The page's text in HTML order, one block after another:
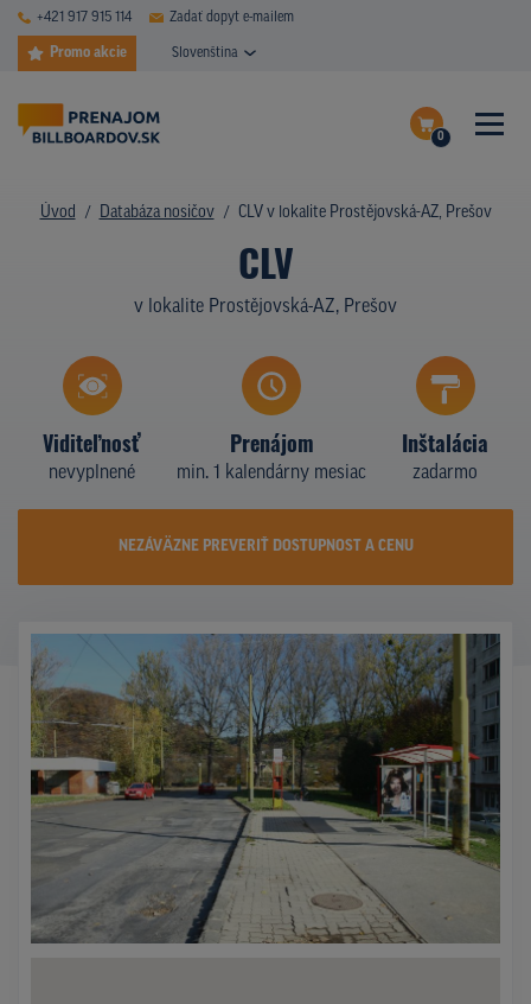
+421 917 915 114 Zadať dopyt e-mailem
Promo akcie Slovenština
0
Dokončiť dopyt
Zobraziť nosiče na mape
DATABÁZA NOSIČOV
PLOCHY V AKCII
TYPY NOSIČOV
Z PRAXE
Úvod Databáza nosičov CLV v lokalite Prostějovská-AZ, Prešov
CLV
v lokalite Prostějovská-AZ, Prešov
Viditeľnosť
nevyplnené
Prenájom
min. 1 kalendárny mesiac
Inštalácia
zadarmo
NEZÁVÄZNE PREVERIŤ DOSTUPNOST A CENU